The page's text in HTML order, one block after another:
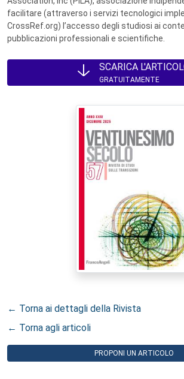
facilitare (attraverso i servizi tecnologici
CrossRef.org) l’accesso degli studiosi ai
pubblicazioni professionali e scientifiche.
SCARICA
GRATUITAMENTE
← Torna ai dettagli della Rivista
← Torna agli articoli
PROPONI UN ARTICOLO